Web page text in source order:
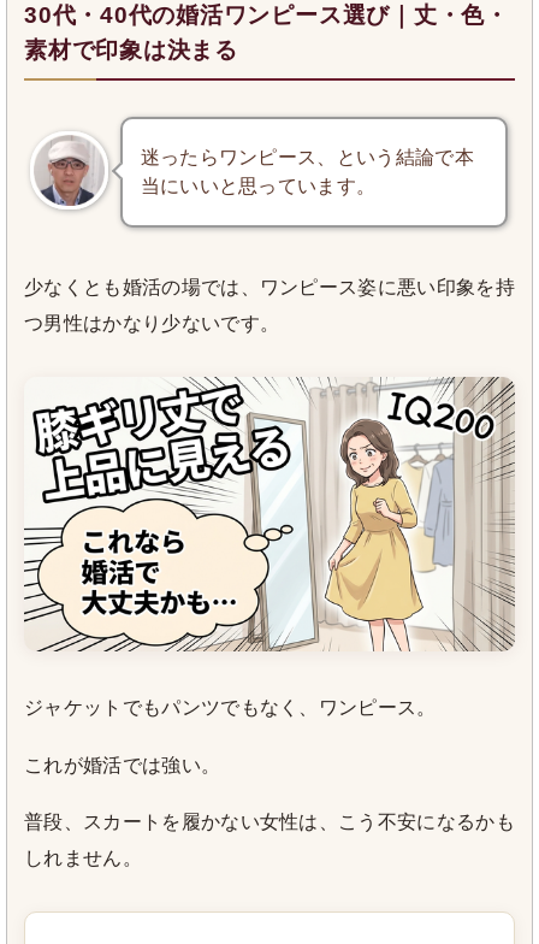
30代・40代の婚活ワンピース選び｜丈・色・
素材で印象は決まる
迷ったらワンピース、という結論で本
当にいいと思っています。
少なくとも婚活の場では、ワンピース姿に悪い印象を持
つ男性はかなり少ないです。
ジャケットでもパンツでもなく、ワンピース。
これが婚活では強い。
普段、スカートを履かない女性は、こう不安になるかも
しれません。